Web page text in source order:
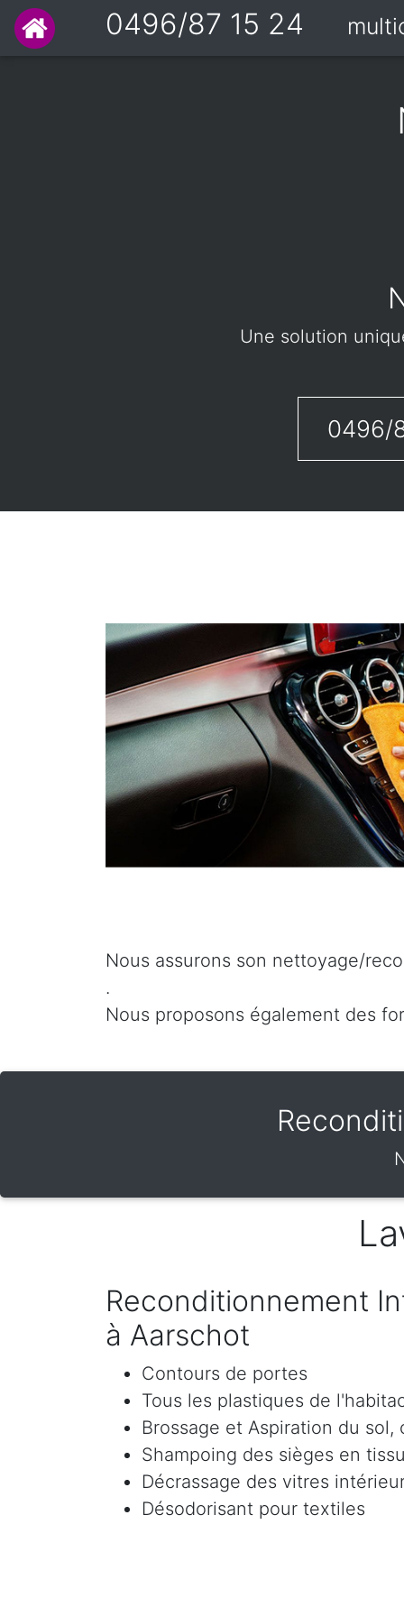
0496/87 15 24
Une solution
0496/
Nous assurons son nettoyage/
.
Nous proposons également des
Reconditionnement
à Aarschot
Contours de portes
Tous les plastiques de
Brossage et Aspiration du
Shampoing des sièges en
Décrassage des vitres
Désodorisant pour textiles